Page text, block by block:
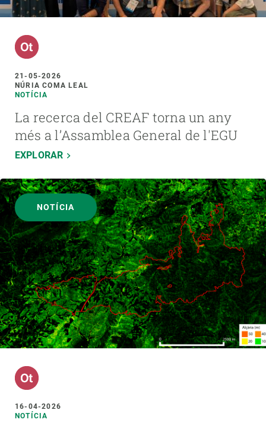
21-05-2026
NÚRIA COMA LEAL
NOTÍCIA
La recerca del CREAF torna un any
més a l’Assamblea General de l'EGU
EXPLORAR
NOTÍCIA
16-04-2026
NOTÍCIA